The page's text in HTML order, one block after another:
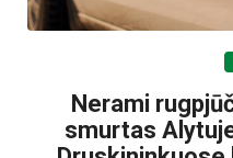
Nerami
smurtas